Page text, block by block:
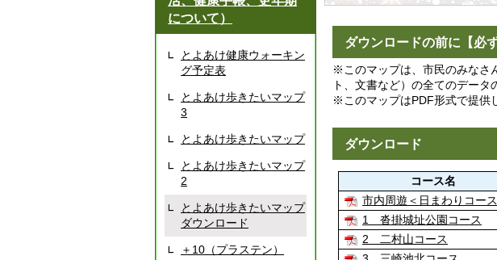
について）
とよあけ健康ウォーキン
グ予定表
とよあけ歩きたいマップ
3
とよあけ歩きたいマップ
とよあけ歩きたいマップ
2
とよあけ歩きたいマップ
ダウンロード
＋10（プラステン）
ダウンロードの前に【必
※このマップは、市民のみなさ
ト、文書など）の全てのデー
※このマップはPDF形式で提供
ダウンロード
コース名
市内周遊＜日まわりコー
1 沓掛城址公園コース
2 二村山コース